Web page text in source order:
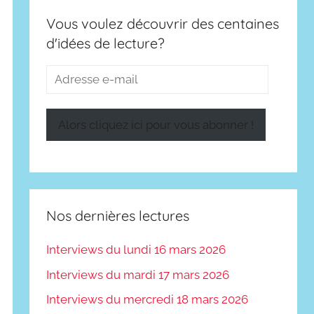
Vous voulez découvrir des centaines
d'idées de lecture?
Adresse
Alors cliquez ici pour vous abonner !
Nos dernières lectures
Interviews du lundi 16 mars 2026
Interviews du mardi 17 mars 2026
Interviews du mercredi 18 mars 2026